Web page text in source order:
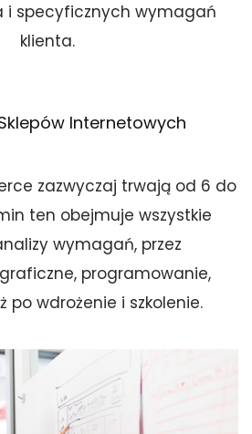
i specyficznych wymagań
klienta.
Internetowych
zazwyczaj trwają od 6 do
ten obejmuje wszystkie
wymagań, przez
programowanie,
po wdrożenie i szkolenie.